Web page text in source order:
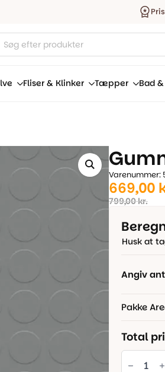
Fliser & Klinker Tæpper Bad
Varenummer:
799,00kr.
Den
pris
var:
669,00
Den
aktuelle
pris
er:Husk at
Angiv
Pakke
Total